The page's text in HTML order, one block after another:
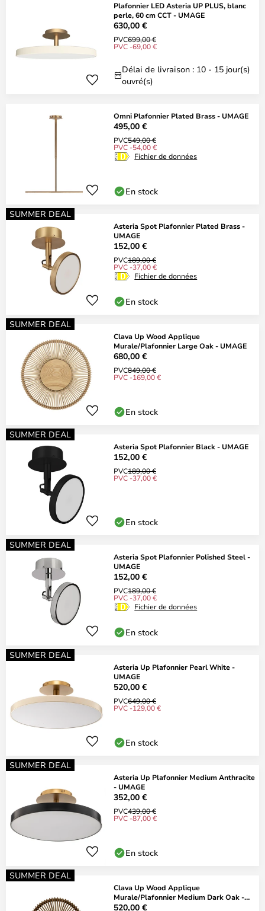
Plafonnier LED Asteria UP PLUS, blanc
perle, 60 cm CCT - UMAGE
630,00 €
PVC699,00 €
PVC -69,00 €
Délai de livraison : 10 - 15 jour(s)
ouvré(s)
Omni Plafonnier Plated Brass - UMAGE
495,00 €
PVC549,00 €
PVC -54,00 €
Fichier de données
En stock
SUMMER DEAL
Asteria Spot Plafonnier Plated Brass -
UMAGE
152,00 €
PVC189,00 €
PVC -37,00 €
Fichier de données
En stock
SUMMER DEAL
Clava Up Wood Applique
Murale/Plafonnier Large Oak - UMAGE
680,00 €
PVC849,00 €
PVC -169,00 €
En stock
SUMMER DEAL
Asteria Spot Plafonnier Black - UMAGE
152,00 €
PVC189,00 €
PVC -37,00 €
En stock
SUMMER DEAL
Asteria Spot Plafonnier Polished Steel -
UMAGE
152,00 €
PVC189,00 €
PVC -37,00 €
Fichier de données
En stock
SUMMER DEAL
Asteria Up Plafonnier Pearl White -
UMAGE
520,00 €
PVC649,00 €
PVC -129,00 €
En stock
SUMMER DEAL
Asteria Up Plafonnier Medium Anthracite
- UMAGE
352,00 €
PVC439,00 €
PVC -87,00 €
En stock
SUMMER DEAL
Clava Up Wood Applique
Murale/Plafonnier Medium Dark Oak -
UMAGE
520,00 €